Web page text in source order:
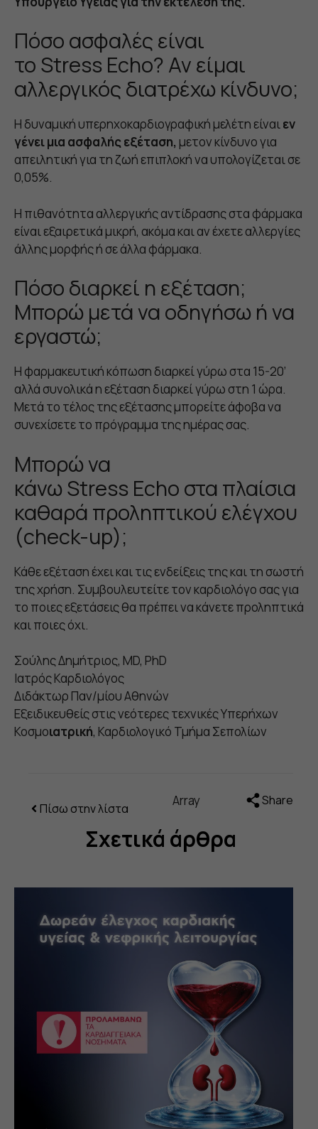
Πόσο ασφαλές είναι
το Stress Echo? Αν είμαι
αλλεργικός διατρέχω κίνδυνο;
Η δυναμική υπερηχοκαρδιογραφική μελέτη είναιεν
γένει μια ασφαλής εξέταση, μετον κίνδυνο για
απειλητική για τη ζωή επιπλοκή να υπολογίζεται σε
0,05%.
Η πιθανότητα αλλεργικής αντίδρασης στα φάρμακα
είναι εξαιρετικά μικρή, ακόμα και αν έχετε αλλεργίες
άλλης μορφής ή σε άλλα φάρμακα.
Πόσο διαρκεί η εξέταση;
Μπορώ μετά να οδηγήσω ή να
εργαστώ;
Η φαρμακευτική κόπωση διαρκεί γύρω στα 15-20’
αλλά συνολικά η εξέταση διαρκεί γύρω στη 1 ώρα.
Μετά το τέλος της εξέτασης μπορείτε άφοβα να
συνεχίσετε το πρόγραμμα της ημέρας σας.
Μπορώ να
κάνω Stress Echo στα πλαίσια
καθαρά προληπτικού ελέγχου
(check-up);
Κάθε εξέταση έχει και τις ενδείξεις της και τη σωστή
της χρήση. Συμβουλευτείτε τον καρδιολόγο σας για
το ποιες εξετάσεις θα πρέπει να κάνετε προληπτικά
και ποιες όχι.
Σούλης Δημήτριος, MD, PhD
Ιατρός Καρδιολόγος
Διδάκτωρ Παν/μίου Αθηνών
Εξειδικευθείς στις νεότερες τεχνικές Υπερήχων
Κοσμοιατρική, Καρδιολογικό Τμήμα Σεπολίων
Πίσω στην λίστα
Array Share
Σχετικά άρθρα